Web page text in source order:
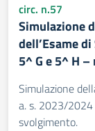
circ. n.57
Simulazione
dell’Esame
5^ G e 5^ H
Simulazione
a. s. 2023/
svolgimento.